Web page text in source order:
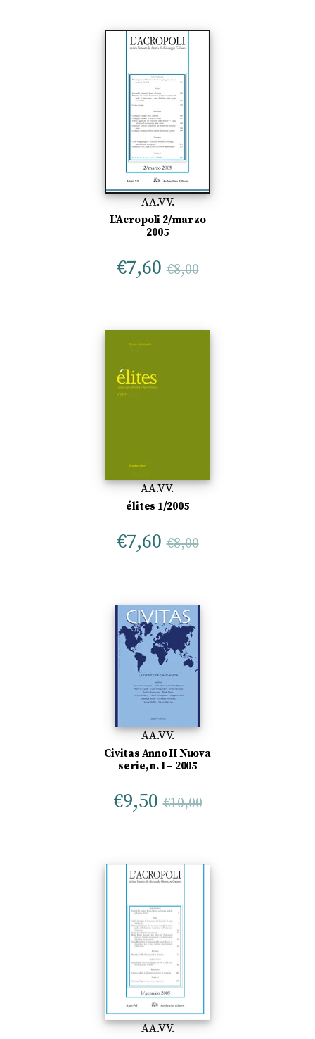
AA.VV.
L’Acropoli 2/marzo
2005
€7,60 €8,00
AA.VV.
élites 1/2005
€7,60 €8,00
AA.VV.
Civitas Anno II Nuova
serie, n. I – 2005
€9,50 €10,00
AA.VV.